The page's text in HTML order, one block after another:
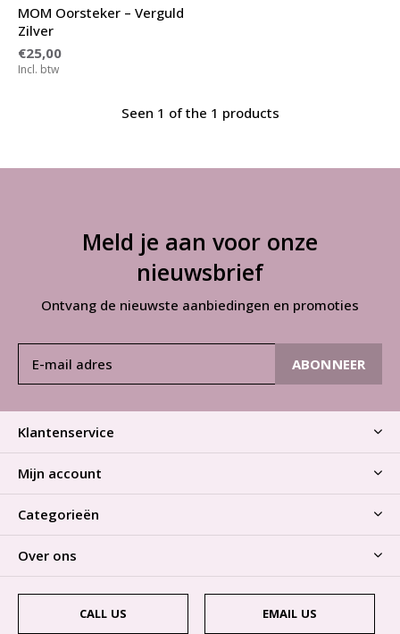
MOM Oorsteker – Verguld
Zilver
€25,00
Incl. btw
Seen 1 of the 1 products
Meld je aan voor onze
nieuwsbrief
Ontvang de nieuwste aanbiedingen en promoties
ABONNEER
Klantenservice
Mijn account
Categorieën
Over ons
CALL US EMAIL US